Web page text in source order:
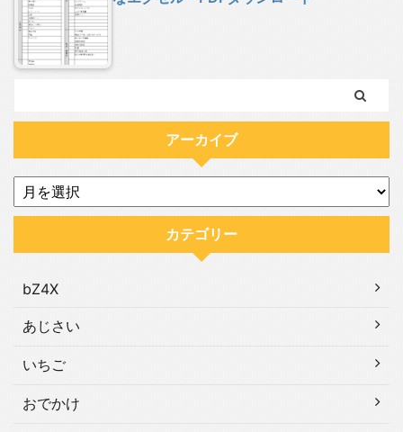
アーカイブ
カテゴリー
bZ4X
あじさい
いちご
おでかけ